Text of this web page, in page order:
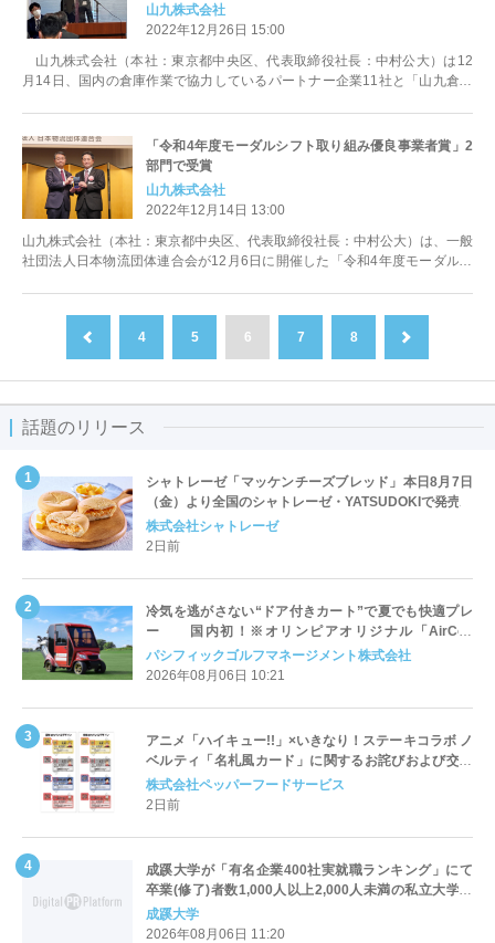
山九株式会社
2022年12月26日 15:00
山九株式会社（本社：東京都中央区、代表取締役社長：中村公大）は12
月14日、国内の倉庫作業で協力しているパートナー企業11社と「山九倉庫
「令和4年度モーダルシフト取り組み優良事業者賞」2
部門で受賞
山九株式会社
2022年12月14日 13:00
山九株式会社（本社：東京都中央区、代表取締役社長：中村公大）は、一般
社団法人日本物流団体連合会が12月6日に開催した「令和4年度モーダルシ
4 5 6 7 8
話題のリリース
シャトレーゼ「マッケンチーズブレッド」本日8月7日
（金）より全国のシャトレーゼ・YATSUDOKIで発売
株式会社シャトレーゼ
2日前
冷気を逃がさない“ドア付きカート”で夏でも快適プレ
ー 国内初！※オリンピアオリジナル「AirCon
Cart（エアコンカート）」導入 | ＰＧＭ
パシフィックゴルフマネージメント株式会社
2026年08月06日 10:21
アニメ「ハイキュー!!」×いきなり！ステーキコラボ ノ
ベルティ「名札風カード」に関するお詫びおよび交換
対応についてのご案内
株式会社ペッパーフードサービス
2日前
成蹊大学が「有名企業400社実就職ランキング」にて
卒業(修了)者数1,000人以上2,000人未満の私立大学で
全国第1位を獲得！～実就職率は26.5%（前年比＋
4.3pt）に伸長、東京の私立大学でも10位にランクイン
成蹊大学
2026年08月06日 11:20